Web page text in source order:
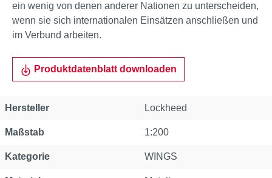
ein wenig von denen anderer Nationen zu unterscheiden,
wenn sie sich internationalen Einsätzen anschließen und
im Verbund arbeiten.
Produktdatenblatt downloaden
Hersteller Lockheed
Maßstab 1:200
Kategorie WINGS